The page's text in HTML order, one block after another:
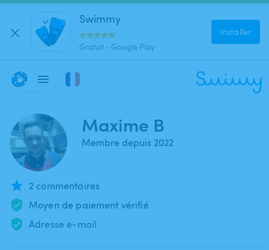
Swimmy
Gratuit - Google Play
Installer
Maxime B
Membre depuis 2022
2 commentaires
Moyen de paiement vérifié
Adresse e-mail